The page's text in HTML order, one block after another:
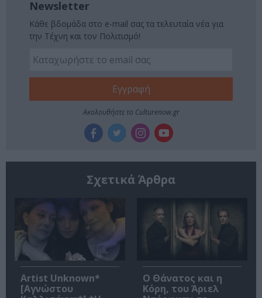
Newsletter
Κάθε βδομάδα στο e-mail σας τα τελευταία νέα για
την Τέχνη και τον Πολιτισμό!
Ακολουθήστε το Culturenow.gr
Σχετικά Άρθρα
Artist Unknown*
[Αγνώστου
Ο Θάνατος και η
Κόρη, του Άριελ